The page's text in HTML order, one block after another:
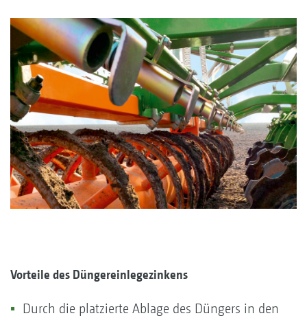
Vorteile des Düngereinlegezinkens
Durch die platzierte Ablage des Düngers in den